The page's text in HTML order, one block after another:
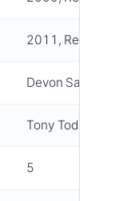
2011, Regie
Devon Sawa,
Tony Todd in
5